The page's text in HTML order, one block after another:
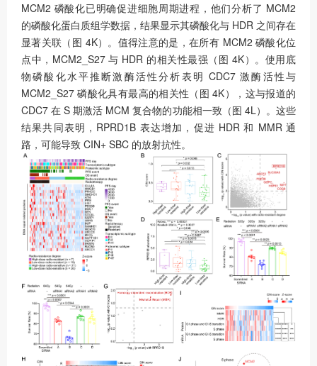
MCM2 磷酸化已明确促进细胞周期进程，他们分析了 MCM2
的磷酸化蛋白质组学数据，结果显示其磷酸化与 HDR 之间存在
显著关联（图 4K）。值得注意的是，在所有 MCM2 磷酸化位
点中，MCM2_S27 与 HDR 的相关性最强（图 4K）。使用底
物磷酸化水平推断激酶活性分析表明 CDC7 激酶活性与
MCM2_S27 磷酸化具有最高的相关性（图 4K），这与报道的
CDC7 在 S 期激活 MCM 复合物的功能相一致（图 4L）。这些
结果共同表明，RPRD1B 表达增加，促进 HDR 和 MMR 通
路，可能导致 CIN+ SBC 的放射抗性。